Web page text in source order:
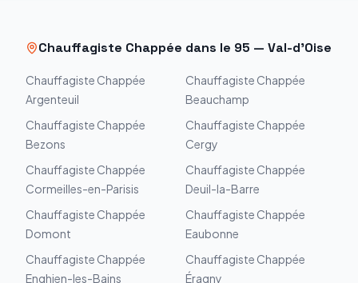
Chauffagiste Chappée dans le 95 — Val-d'Oise
Chauffagiste Chappée
Argenteuil
Chauffagiste Chappée
Beauchamp
Chauffagiste Chappée
Bezons
Chauffagiste Chappée
Cergy
Chauffagiste Chappée
Cormeilles-en-Parisis
Chauffagiste Chappée
Deuil-la-Barre
Chauffagiste Chappée
Domont
Chauffagiste Chappée
Eaubonne
Chauffagiste Chappée
Enghien-les-Bains
Chauffagiste Chappée
Éragny